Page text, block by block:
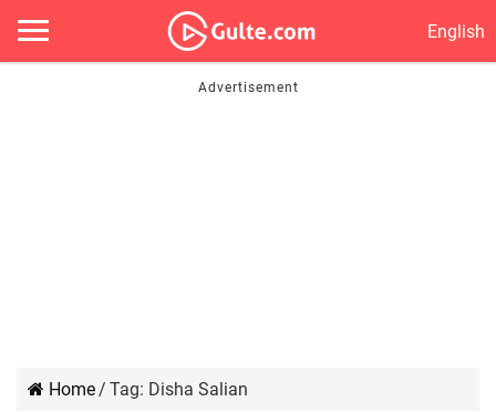
English
Home/ Tag: Disha Salian